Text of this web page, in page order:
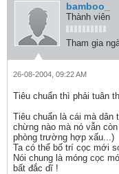
bamboo_
Thành viên
Tham gia
26-08-2004, 09:22 AM
Tiêu chuẩn thì phải tuân
Tiêu chuẩn là cái mà dân
chừng nào mà nó vẫn
phòng trường hợp xấu...)
Ta có thể bố trí cọc mới
Nói chung là móng cọc
bất đắc dĩ !